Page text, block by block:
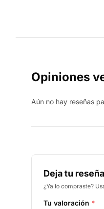
Opiniones
Aún no hay reseñas
Deja tu reseña
¿Ya lo compraste?
Tu valoración *